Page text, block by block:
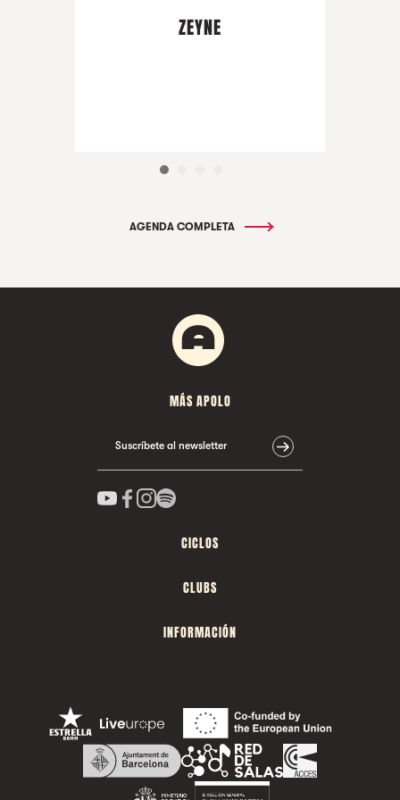
ZEYNE
AGENDA COMPLETA
MÁS APOLO
Suscríbete al newsletter
CICLOS
CLUBS
INFORMACIÓN